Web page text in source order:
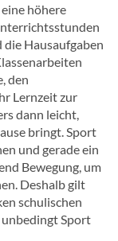
höhere
Hausaufgaben
den
Lernzeit zur
dann leicht,
bringt. Sport
und gerade ein
Bewegung, um
Deshalb gilt
schulischen
unbedingt Sport